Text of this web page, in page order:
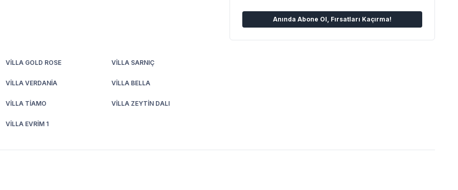
VİLLA GOLD ROSE VİLLA SARNIÇ
VİLLA VERDANİA VİLLA BELLA
VİLLA TİAMO VİLLA ZEYTİN DALI
VİLLA EVRİM 1
Anında Abone Ol, Fırsatları Kaçırma!